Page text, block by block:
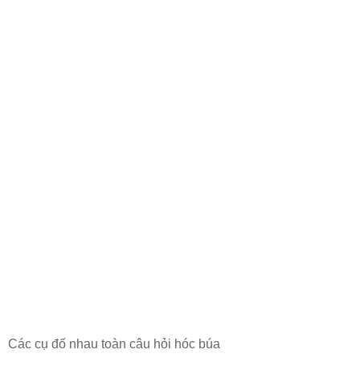
Các cụ đố nhau toàn câu hỏi hóc búa